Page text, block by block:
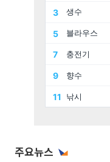
주요뉴스